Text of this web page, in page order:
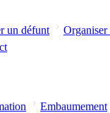
un défunt
Organiser
Embaumement